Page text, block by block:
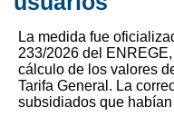
La medida fue
233/2026 del
cálculo de los valores
Tarifa General. La
subsidiados que